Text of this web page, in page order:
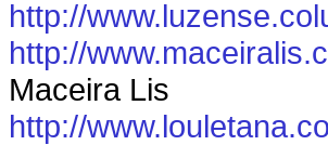
http://
http://
Maceira Lis
http://